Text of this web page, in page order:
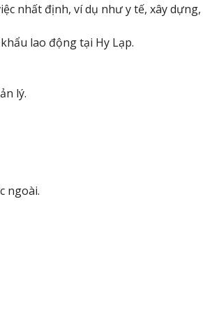
nhất định, ví dụ như y tế, xây
lao động tại Hy Lạp.
lý.
ngoài.